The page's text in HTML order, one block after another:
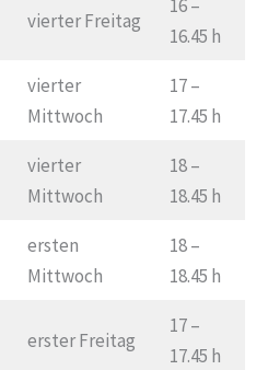
vierter Freitag
16 –
16.45 h
vierter
Mittwoch
17 –
17.45 h
vierter
Mittwoch
18 –
18.45 h
ersten
Mittwoch
18 –
18.45 h
erster Freitag
17 –
17.45 h